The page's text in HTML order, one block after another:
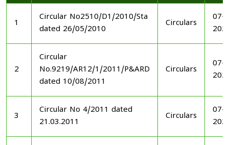
1
Circular No2510/D1/2010/Sta
dated 26/05/2010
Circulars
07-
2
Circular
No.9219/AR12/1/2011/P&ARD
dated 10/08/2011
Circulars
07-
3
Circular No 4/2011 dated
21.03.2011
Circulars
07-